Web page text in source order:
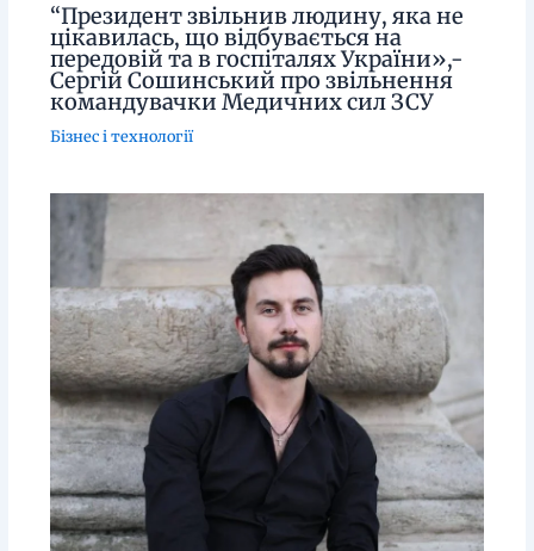
“Президент звільнив людину, яка не
цікавилась, що відбувається на
передовій та в госпіталях України»,-
Сергій Сошинський про звільнення
командувачки Медичних сил ЗСУ
Бізнес і технології